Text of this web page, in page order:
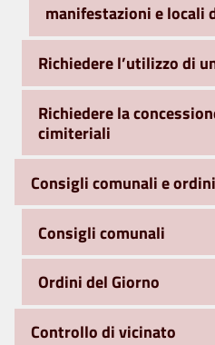
manifestazioni e locali
Richiedere l’utilizzo di
Richiedere la
cimiteriali
Consigli comunali e
Consigli comunali
Ordini del Giorno
Controllo di vicinato